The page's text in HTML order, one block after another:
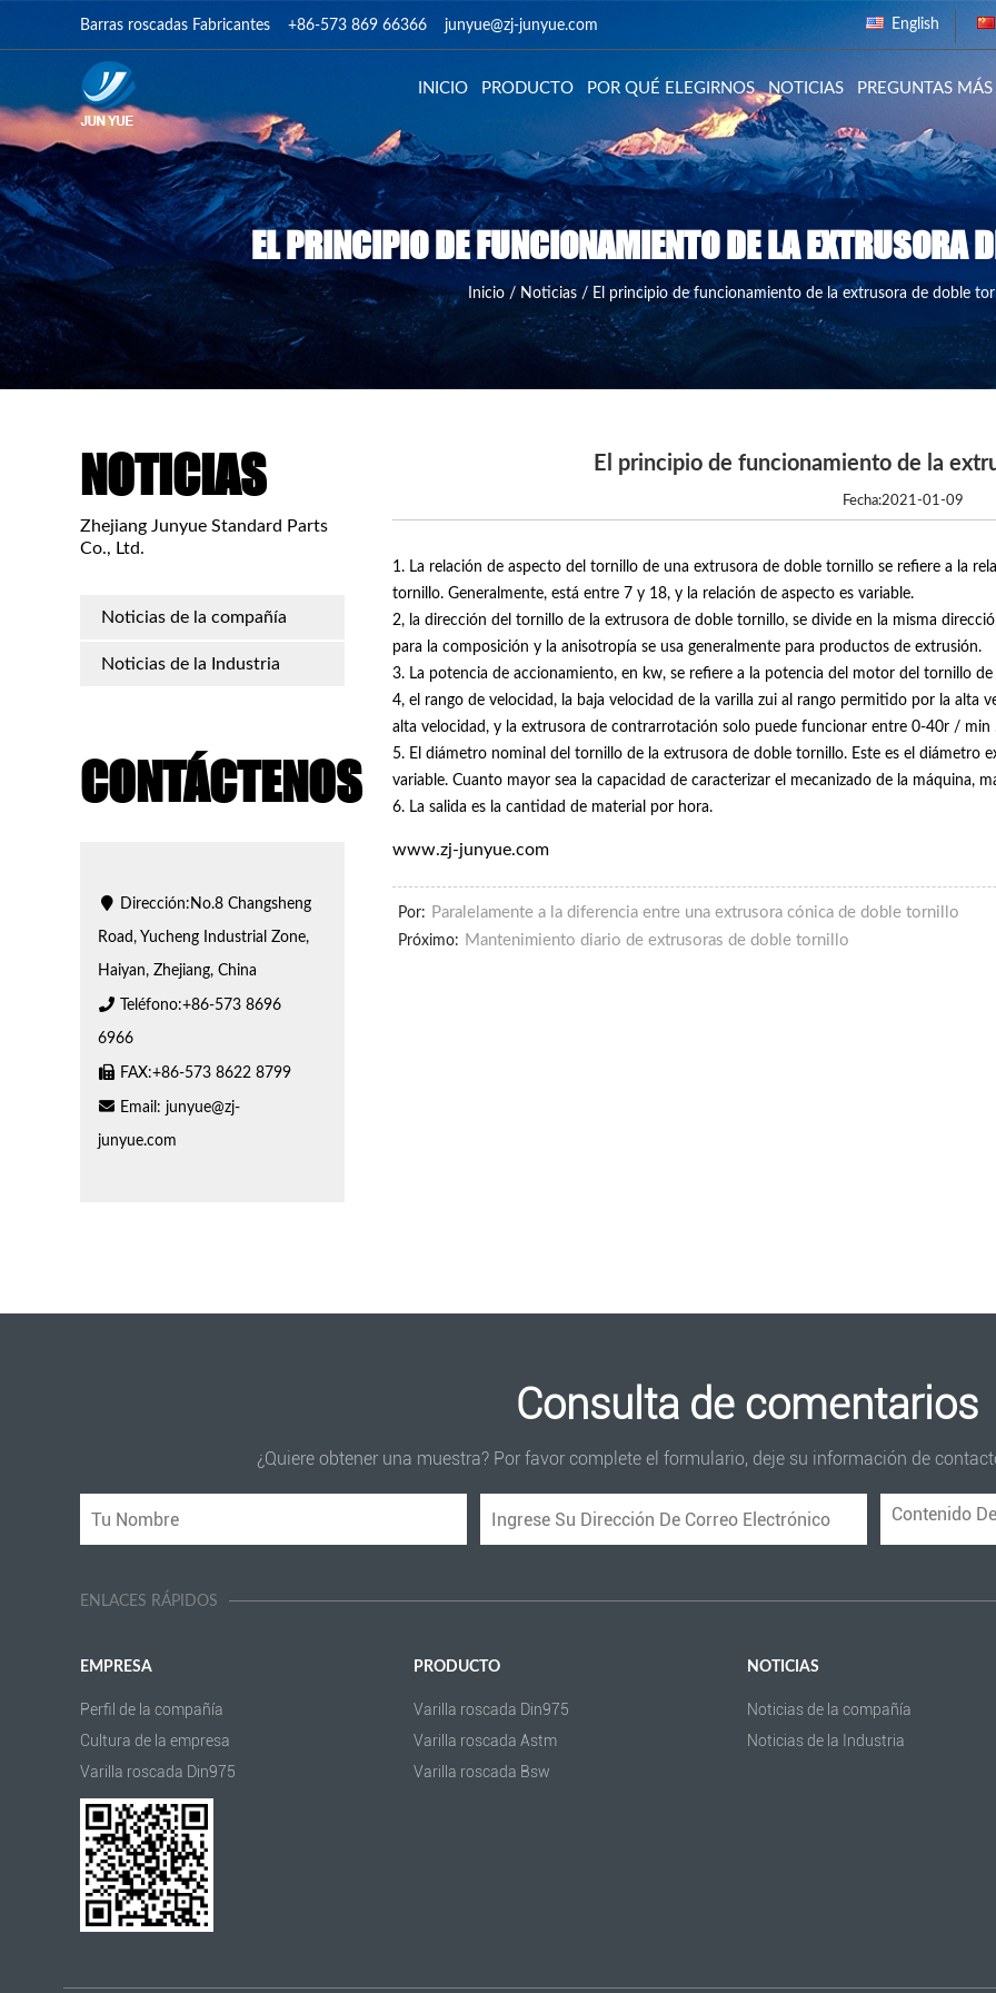
Barras roscadas Fabricantes +86-573 869 66366 junyue@zj-junyue.com English
INICIO PRODUCTO POR QUÉ ELEGIRNOS NOTICIAS PREGUNTAS
EL PRINCIPIO DE FUNCIONAMIENTO DE LA EXTRUSORA
Inicio/ Noticias/ El principio de funcionamiento de la extrusora de doble
NOTICIAS
Zhejiang Junyue Standard Parts
Co., Ltd.
Noticias de la compañía
Noticias de la Industria
CONTÁCTENOS
Dirección:No.8 Changsheng
Road, Yucheng Industrial Zone,
Haiyan, Zhejiang, China
Teléfono:+86-573 8696
6966
FAX:+86-573 8622 8799
Email: junyue@zj-
junyue.com
El principio de funcionamiento de la
Fecha:2021-01-09
1. La relación de aspecto del tornillo de una extrusora de doble tornillo se refiere a la
tornillo. Generalmente, está entre 7 y 18, y la relación de aspecto es variable.
2, la dirección del tornillo de la extrusora de doble tornillo, se divide en la misma
para la composición y la anisotropía se usa generalmente para productos de extrusión.
3. La potencia de accionamiento, en kw, se refiere a la potencia del motor del tornillo
4, el rango de velocidad, la baja velocidad de la varilla zui al rango permitido por la alta
alta velocidad, y la extrusora de contrarrotación solo puede funcionar entre 0-40r / min
5. El diámetro nominal del tornillo de la extrusora de doble tornillo. Este es el diámetro
variable. Cuanto mayor sea la capacidad de caracterizar el mecanizado de la máquina,
6. La salida es la cantidad de material por hora.
www.zj-junyue.com
Por: Paralelamente a la diferencia entre una extrusora cónica de doble tornillo
Próximo: Mantenimiento diario de extrusoras de doble tornillo
Consulta de comentarios
¿Quiere obtener una muestra? Por favor complete el formulario, deje su información de
ENLACES RÁPIDOS
EMPRESA
Perfil de la compañía
Cultura de la empresa
Varilla roscada Din975
PRODUCTO
Varilla roscada Din975
Varilla roscada Astm
Varilla roscada Bsw
NOTICIAS
Noticias de la compañía
Noticias de la Industria